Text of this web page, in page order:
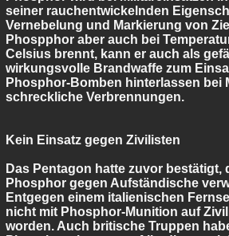
seiner rauchentwickelnden
Vernebelung und Markierung von
Phospphor aber auch bei
Celsius brennt, kann er auch als
wirkungsvolle Brandwaffe zum
Phosphor-Bomben hinterlassen bei
schreckliche Verbrennungen.
Kein Einsatz gegen Zivilisten
Das Pentagon hatte zuvor bestätigt,
Phosphor gegen Aufständische
Entgegen einem italienischen
nicht mit Phosphor-Munition auf
worden. Auch britische Truppen